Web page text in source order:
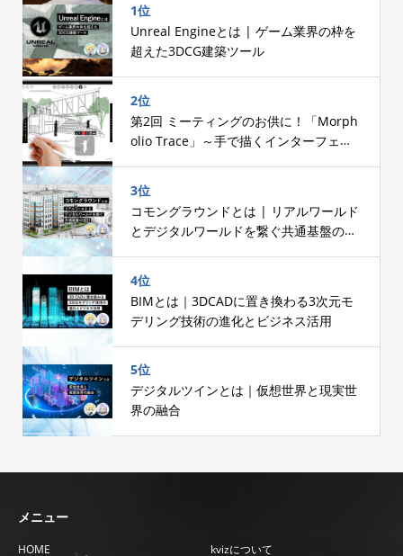
1位
Unreal Engineとは | ゲーム業界の枠を
超えた3DCG建築ツール
2位
第2回 ミーティングのお供に！「Morph
olio Trace」～手で描くインターフェー
3位
コモングラウンドとは | リアルワールド
とデジタルワールドを繋ぐ共通基盤の設
4位
BIMとは｜3DCADに置き換わる3次元モ
デリング技術の進化とビジネス活用
5位
デジタルツインとは｜仮想世界と現実世
界の融合
メニュー
HOME
kvizについて